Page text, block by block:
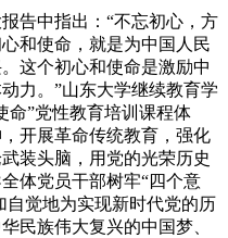
告中指出：“不忘初心，方
和使命，就是为中国人民
这个初心和使命是激励中
力。”山东大学继续教育学
命”党性教育培训课程体
开展革命传统教育，强化
装头脑，用党的光荣历史
体党员干部树牢“四个意
自觉地为实现新时代党的历
民族伟大复兴的中国梦、